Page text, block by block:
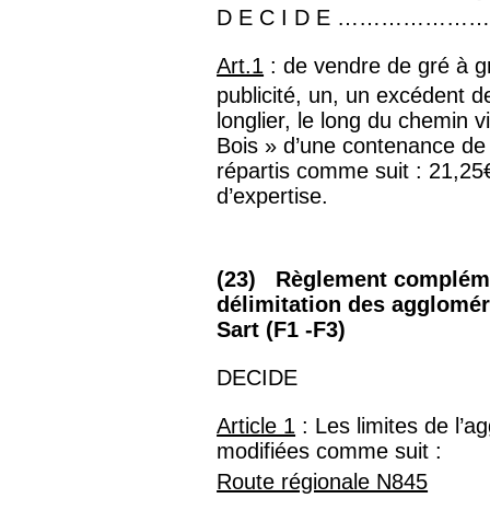
D E C I D E
Art.1 : de vendre de gré à
publicité, un, un excédent
longlier, le long du chemin
Bois » d’une contenance
répartis comme suit :
d’expertise.
(23) Règlement
délimitation des
Sart (F1 -F3)
DECIDE
Article 1 : Les limites de
modifiées comme suit :
Route régionale N845